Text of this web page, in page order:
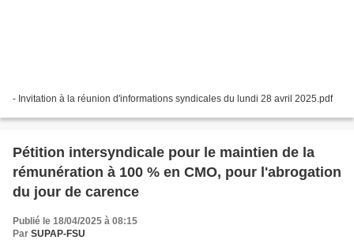
- Invitation à la réunion d'informations syndicales du lundi 28 avril 2025.pdf
Pétition intersyndicale pour le maintien de la
rémunération à 100 % en CMO, pour l'abrogation
du jour de carence
Publié le 18/04/2025 à 08:15
Par SUPAP-FSU